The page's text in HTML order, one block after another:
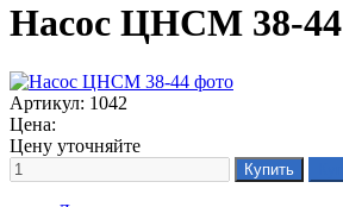
Насос ЦНСМ 38-44
Артикул: 1042
Цена:
Цену уточняйте